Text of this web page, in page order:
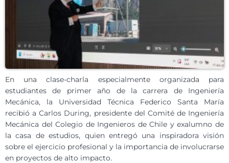
En una clase-charla especialmente organizada para
estudiantes de primer año de la carrera de Ingeniería
Mecánica, la Universidad Técnica Federico Santa María
recibió a Carlos During, presidente del Comité de Ingeniería
Mecánica del Colegio de Ingenieros de Chile y exalumno de
la casa de estudios, quien entregó una inspiradora visión
sobre el ejercicio profesional y la importancia de involucrarse
en proyectos de alto impacto.